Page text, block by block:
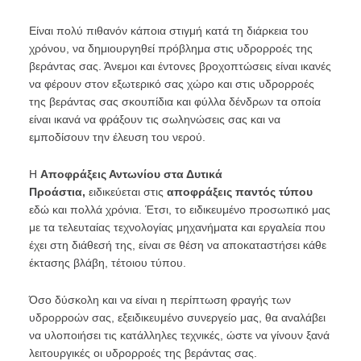
Είναι πολύ πιθανόν κάποια στιγμή κατά τη διάρκεια του
χρόνου, να δημιουργηθεί πρόβλημα στις υδρορροές της
βεράντας σας. Άνεμοι και έντονες βροχοπτώσεις είναι ικανές
να φέρουν στον εξωτερικό σας χώρο και στις υδρορροές
της βεράντας σας σκουπίδια και φύλλα δένδρων τα οποία
είναι ικανά να φράξουν τις σωληνώσεις σας και να
εμποδίσουν την έλευση του νερού.
Η Αποφράξεις Αντωνίου στα Δυτικά
Προάστια, ειδικεύεται στις αποφράξεις παντός τύπου
εδώ και πολλά χρόνια. Έτσι, το ειδικευμένο προσωπικό μας
με τα τελευταίας τεχνολογίας μηχανήματα και εργαλεία που
έχει στη διάθεσή της, είναι σε θέση να αποκαταστήσει κάθε
έκτασης βλάβη, τέτοιου τύπου.
Όσο δύσκολη και να είναι η περίπτωση φραγής των
υδρορροών σας, εξειδικευμένο συνεργείο μας, θα αναλάβει
να υλοποιήσει τις κατάλληλες τεχνικές, ώστε να γίνουν ξανά
λειτουργικές οι υδρορροές της βεράντας σας.